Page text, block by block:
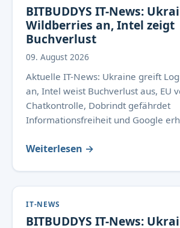
BITBUDDYS IT-News:
Wildberries an, Intel zeigt
Buchverlust
09. August 2026
Aktuelle IT-News: Ukraine greift
an, Intel weist Buchverlust aus, EU
Chatkontrolle, Dobrindt gefährdet
Informationsfreiheit und Google
Weiterlesen →
IT-NEWS
BITBUDDYS IT-News: